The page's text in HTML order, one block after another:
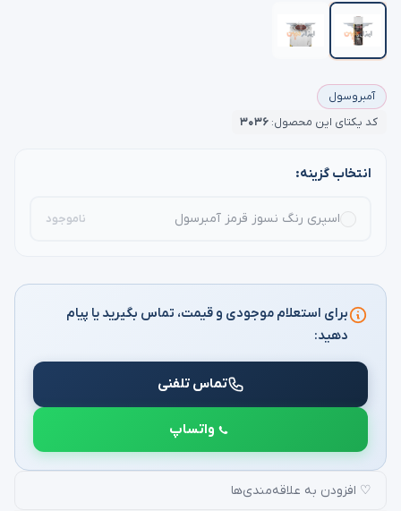
آمبروسول
کد یکتای این محصول: ۳۰۳۶
انتخاب گزینه:
اسپری رنگ نسوز قرمز آمبرسول ناموجود
برای استعلام موجودی و قیمت، تماس بگیرید یا پیام
دهید:
تماس تلفنی
واتساپ
♡ افزودن به علاقه‌مندی‌ها